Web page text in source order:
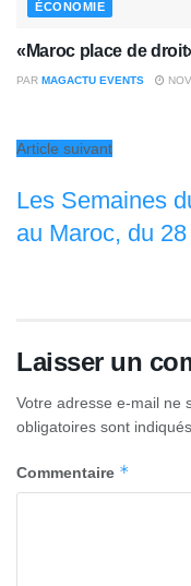
ÉCONOMIE
«Maroc place de
PAR MAGACTU EVENTS
Article suivant
Les Semaines
au Maroc, du
Laisser un
Votre adresse e-mail ne
obligatoires sont
Commentaire *